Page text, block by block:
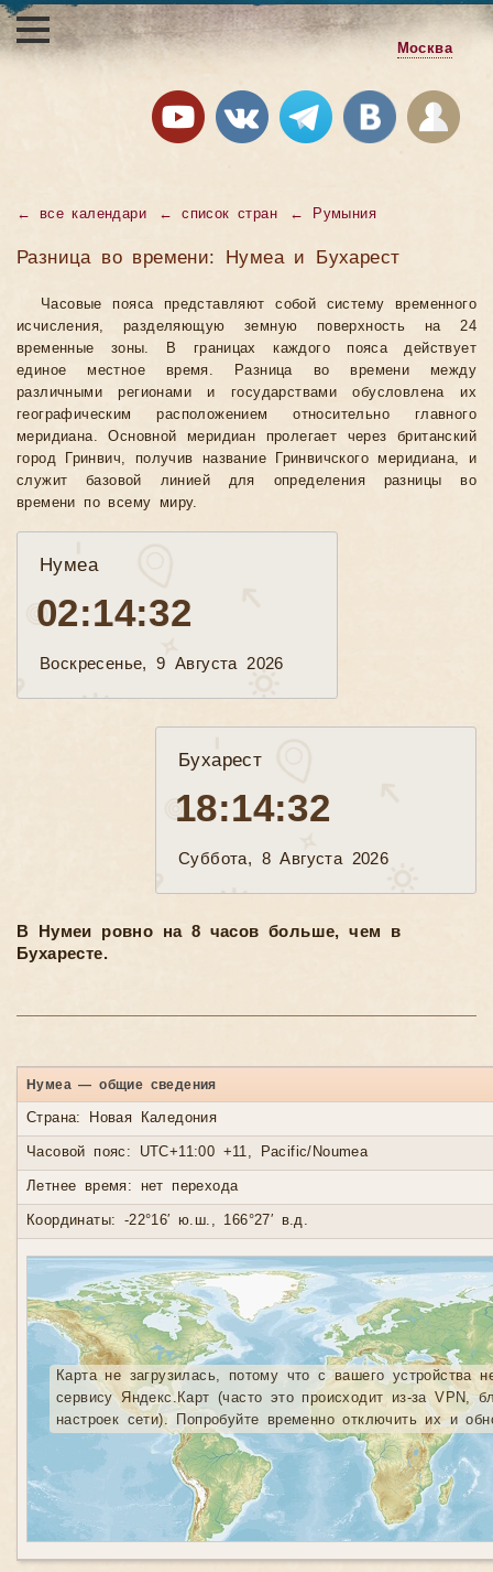
Москва
← все календари ←список стран ← Румыния
Разница во времени: Нумеа и Бухарест
Часовые пояса представляют собой систему временного
исчисления, разделяющую земную поверхность на 24
временные зоны. В границах каждого пояса действует
единое местное время. Разница во времени между
различными регионами и государствами обусловлена их
географическим расположением относительно главного
меридиана. Основной меридиан пролегает через британский
город Гринвич, получив название Гринвичского меридиана, и
служит базовой линией для определения разницы во
времени по всему миру.
Нумеа
02:14:34
Воскресенье, 9 Августа 2026
Бухарест
18:14:34
Суббота, 8 Августа 2026
В Нумеи ровно на 8 часов больше, чем в
Бухаресте.
Нумеа — общие сведения
Страна: Новая Каледония
Часовой пояс: UTC+11:00 +11, Pacific/Noumea
Летнее время: нет перехода
Координаты: -22°16′ ю.ш., 166°27′ в.д.
Карта не загрузилась, потому что с вашего устройства
сервису Яндекс.Карт (часто это происходит из-за VPN,
настроек сети). Попробуйте временно отключить их и